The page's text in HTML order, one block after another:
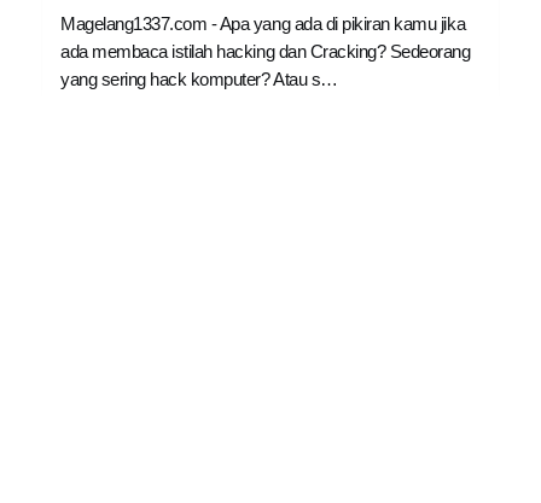
Magelang1337.com - Apa yang ada di pikiran kamu jika
ada membaca istilah hacking dan Cracking? Sedeorang
yang sering hack komputer? Atau s…